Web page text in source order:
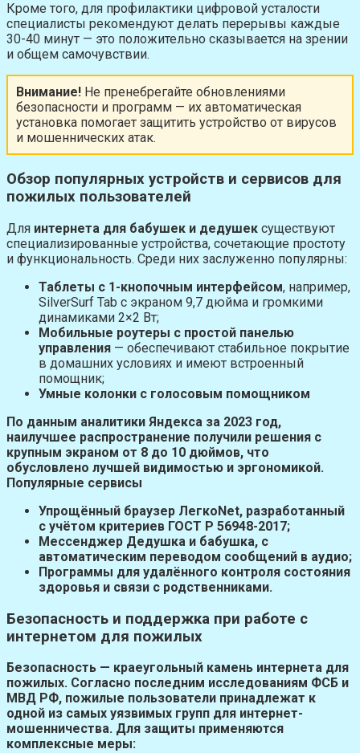
Кроме того, для профилактики цифровой усталости
специалисты рекомендуют делать перерывы каждые
30-40 минут — это положительно сказывается на зрении
и общем самочувствии.
Внимание! Не пренебрегайте обновлениями
безопасности и программ — их автоматическая
установка помогает защитить устройство от вирусов
и мошеннических атак.
Обзор популярных устройств и сервисов для
пожилых пользователей
Для интернета для бабушек и дедушек существуют
специализированные устройства, сочетающие простоту
и функциональность. Среди них заслуженно популярны:
Таблеты с 1-кнопочным интерфейсом, например,
SilverSurf Tab с экраном 9,7 дюйма и громкими
динамиками 2×2 Вт;
Мобильные роутеры с простой панелью
управления — обеспечивают стабильное покрытие
в домашних условиях и имеют встроенный
помощник;
Умные колонки с голосовым помощником
По данным аналитики Яндекса за 2023 год,
наилучшее распространение получили решения с
крупным экраном от 8 до 10 дюймов, что
обусловлено лучшей видимостью и эргономикой.
Популярные сервисы
Упрощённый браузер ЛегкоNet, разработанный
с учётом критериев ГОСТ Р 56948-2017;
Мессенджер Дедушка и бабушка, с
автоматическим переводом сообщений в аудио;
Программы для удалённого контроля состояния
здоровья и связи с родственниками.
Безопасность и поддержка при работе с
интернетом для пожилых
Безопасность — краеугольный камень интернета для
пожилых. Согласно последним исследованиям ФСБ и
МВД РФ, пожилые пользователи принадлежат к
одной из самых уязвимых групп для интернет-
мошенничества. Для защиты применяются
комплексные меры: